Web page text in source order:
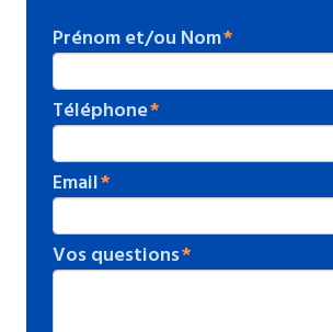
Prénom et/ou Nom
Téléphone
Email
Vos questions